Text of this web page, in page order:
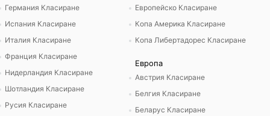
Германия Класиране
Испания Класиране
Италия Класиране
Франция Класиране
Нидерландия Класиране
Шотландия Класиране
Русия Класиране
Европейско Класиране
Копа Америка Класиране
Копа Либертадорес Класиране
Европа
Австрия Класиране
Белгия Класиране
Беларус Класиране